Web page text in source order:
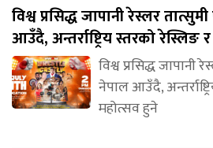
विश्व प्रसिद्ध जापानी रेस्लर
आउँदै, अन्तर्राष्ट्रिय स्तरको रेस्लिङ
विश्व प्रसिद्ध जापानी
नेपाल आउँदै,
महोत्सव हुने